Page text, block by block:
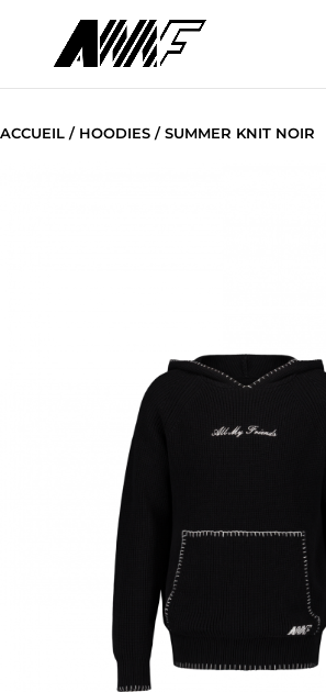
ACCUEIL / HOODIES / SUMMER KNIT NOIR